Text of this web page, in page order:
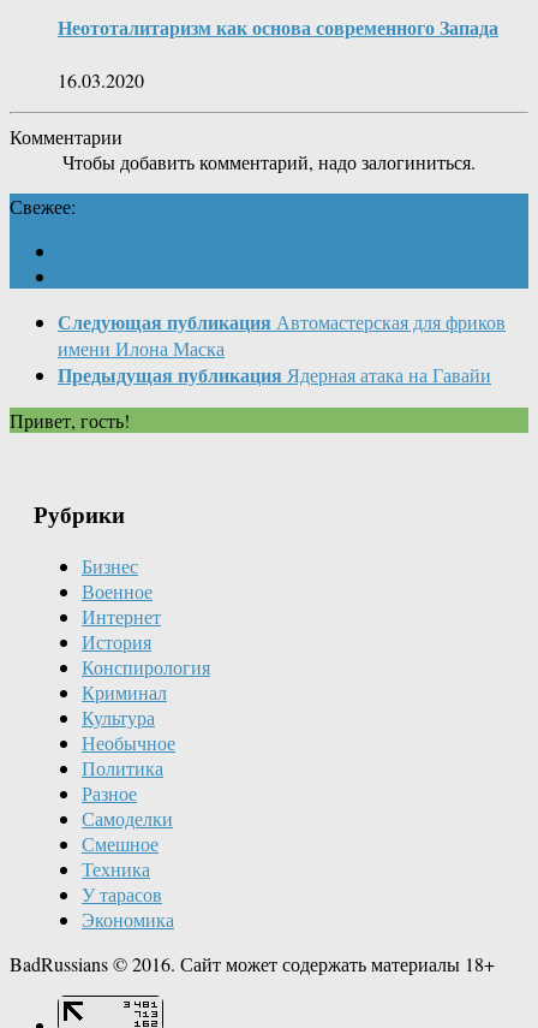
Неототалитаризм как основа современного Запада
16.03.2020
Комментарии
Чтобы добавить комментарий, надо залогиниться.
Свежее:
Следующая публикация Автомастерская для фриков
имени Илона Маска
Предыдущая публикация Ядерная атака на Гавайи
Привет, гость!
Рубрики
Бизнес
Военное
Интернет
История
Конспирология
Криминал
Культура
Необычное
Политика
Разное
Самоделки
Смешное
Техника
У тарасов
Экономика
BadRussians © 2016. Сайт может содержать материалы 18+